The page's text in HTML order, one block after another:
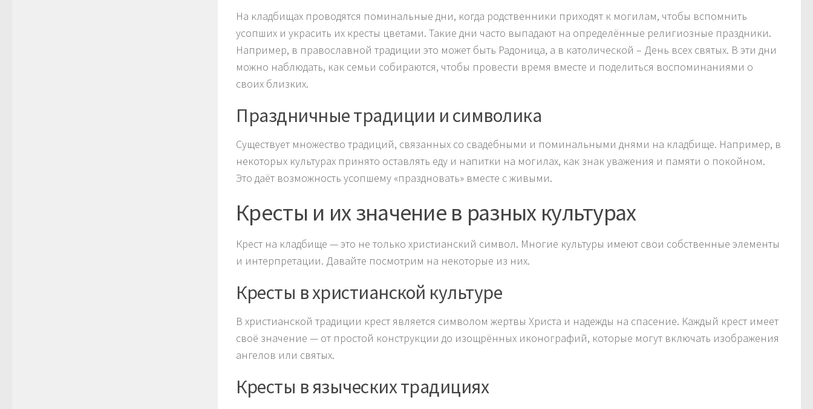
На кладбищах проводятся поминальные дни, когда родственники приходят к могилам, чтобы вспомнить
усопших и украсить их кресты цветами. Такие дни часто выпадают на определённые религиозные праздники.
Например, в православной традиции это может быть Радоница, а в католической – День всех святых. В эти дни
можно наблюдать, как семьи собираются, чтобы провести время вместе и поделиться воспоминаниями о
своих близких.
Праздничные традиции и символика
Существует множество традиций, связанных со свадебными и поминальными днями на кладбище. Например, в
некоторых культурах принято оставлять еду и напитки на могилах, как знак уважения и памяти о покойном.
Это даёт возможность усопшему «праздновать» вместе с живыми.
Кресты и их значение в разных культурах
Крест на кладбище — это не только христианский символ. Многие культуры имеют свои собственные элементы
и интерпретации. Давайте посмотрим на некоторые из них.
Кресты в христианской культуре
В христианской традиции крест является символом жертвы Христа и надежды на спасение. Каждый крест имеет
своё значение — от простой конструкции до изощрённых иконографий, которые могут включать изображения
ангелов или святых.
Кресты в языческих традициях